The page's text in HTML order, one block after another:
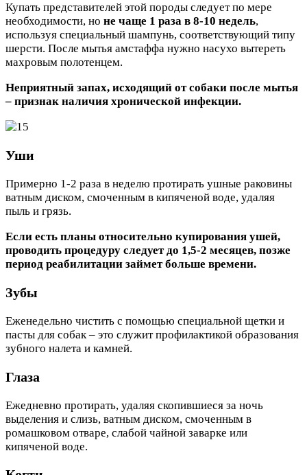
Купать представителей этой породы следует по мере
необходимости, но не чаще 1 раза в 8-10 недель,
используя специальный шампунь, соответствующий типу
шерсти. После мытья амстаффа нужно насухо вытереть
махровым полотенцем.
Неприятный запах, исходящий от собаки после мытья
– признак наличия хронической инфекции.
Уши
Примерно 1-2 раза в неделю протирать ушные раковины
ватным диском, смоченным в кипяченой воде, удаляя
пыль и грязь.
Если есть планы относительно купирования ушей,
проводить процедуру следует до 1,5-2 месяцев, позже
период реабилитации займет больше времени.
Зубы
Еженедельно чистить с помощью специальной щетки и
пасты для собак – это служит профилактикой образования
зубного налета и камней.
Глаза
Ежедневно протирать, удаляя скопившиеся за ночь
выделения и слизь, ватным диском, смоченным в
ромашковом отваре, слабой чайной заварке или
кипяченой воде.